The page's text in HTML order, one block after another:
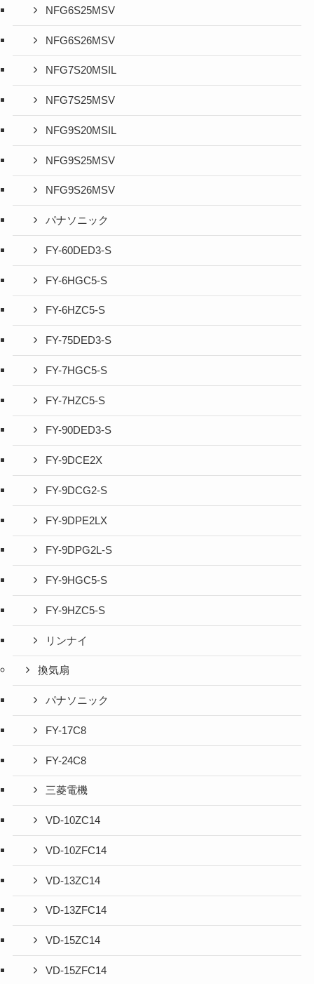
NFG6S25MSV
NFG6S26MSV
NFG7S20MSIL
NFG7S25MSV
NFG9S20MSIL
NFG9S25MSV
NFG9S26MSV
パナソニック
FY-60DED3-S
FY-6HGC5-S
FY-6HZC5-S
FY-75DED3-S
FY-7HGC5-S
FY-7HZC5-S
FY-90DED3-S
FY-9DCE2X
FY-9DCG2-S
FY-9DPE2LX
FY-9DPG2L-S
FY-9HGC5-S
FY-9HZC5-S
リンナイ
換気扇
パナソニック
FY-17C8
FY-24C8
三菱電機
VD-10ZC14
VD-10ZFC14
VD-13ZC14
VD-13ZFC14
VD-15ZC14
VD-15ZFC14